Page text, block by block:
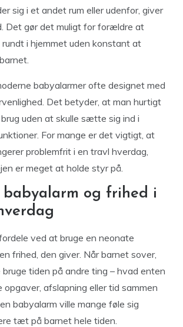
sig i et andet rum eller udenfor, giver
Det gør det muligt for forældre at
i hjemmet uden konstant at
babyalarmer ofte designet med
Det betyder, at man hurtigt
uden at skulle sætte sig ind i
For mange er det vigtigt, at
problemfrit i en travl hverdag,
er meget at holde styr på.
babyalarm og frihed i
ved at bruge en neonate
frihed, den giver. Når barnet sover,
tiden på andre ting – hvad enten
opgaver, afslapning eller tid sammen
babyalarm ville mange føle sig
tæt på barnet hele tiden.